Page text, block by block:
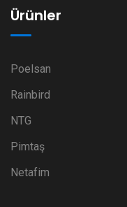
Ürünler
Poelsan
Rainbird
NTG
Pimtaş
Netafim